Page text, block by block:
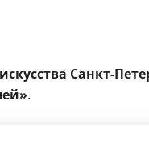
Санкт-
.